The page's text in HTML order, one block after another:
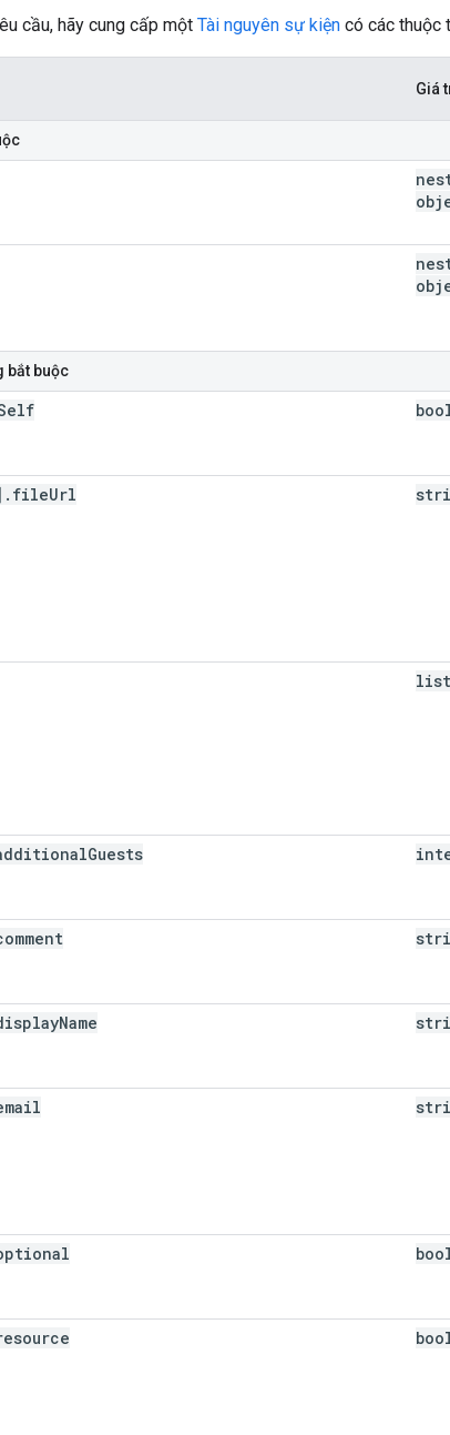
cầu, hãy cung cấp một Tài nguyên sự kiện có các thuộc
Giá
bắt buộc
. fileUrl
list
Guests
Name